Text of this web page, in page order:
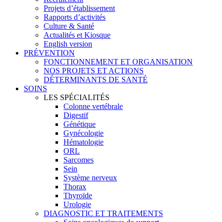
Projets d’établissement
Rapports d’activités
Culture & Santé
Actualités et Kiosque
English version
PRÉVENTION
FONCTIONNEMENT ET ORGANISATION
NOS PROJETS ET ACTIONS
DÉTERMINANTS DE SANTÉ
SOINS
LES SPÉCIALITÉS
Colonne vertébrale
Digestif
Génétique
Gynécologie
Hématologie
ORL
Sarcomes
Sein
Système nerveux
Thorax
Thyroïde
Urologie
DIAGNOSTIC ET TRAITEMENTS